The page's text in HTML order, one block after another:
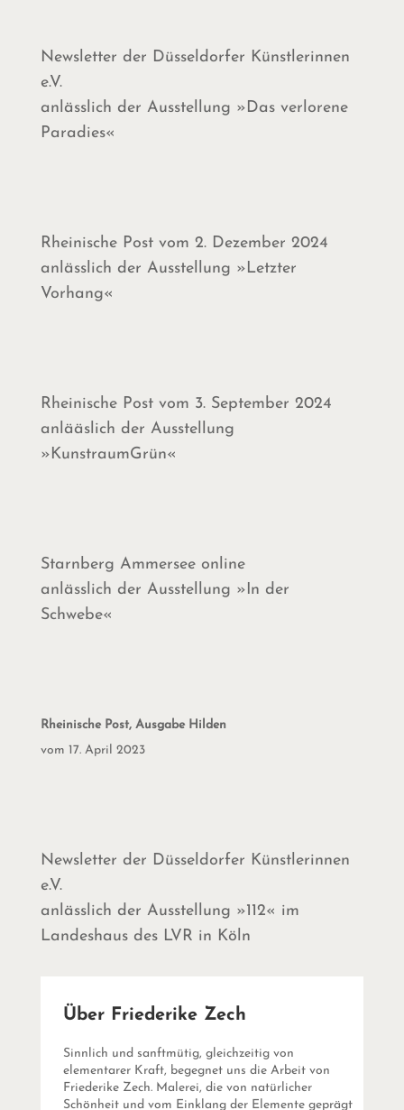
Newsletter der Düsseldorfer Künstlerinnen
e.V.
anlässlich der Ausstellung »Das verlorene
Paradies«
Rheinische Post vom 2. Dezember 2024
anlässlich der Ausstellung »Letzter
Vorhang«
Rheinische Post vom 3. September 2024
anlääslich der Ausstellung
»KunstraumGrün«
Starnberg Ammersee online
anlässlich der Ausstellung »In der
Schwebe«
Rheinische Post, Ausgabe Hilden
vom 17. April 2023
Newsletter der Düsseldorfer Künstlerinnen
e.V.
anlässlich der Ausstellung »112« im
Landeshaus des LVR in Köln
Über Friederike Zech
Sinnlich und sanftmütig, gleichzeitig von
elementarer Kraft, begegnet uns die Arbeit von
Friederike Zech. Malerei, die von natürlicher
Schönheit und vom Einklang der Elemente geprägt